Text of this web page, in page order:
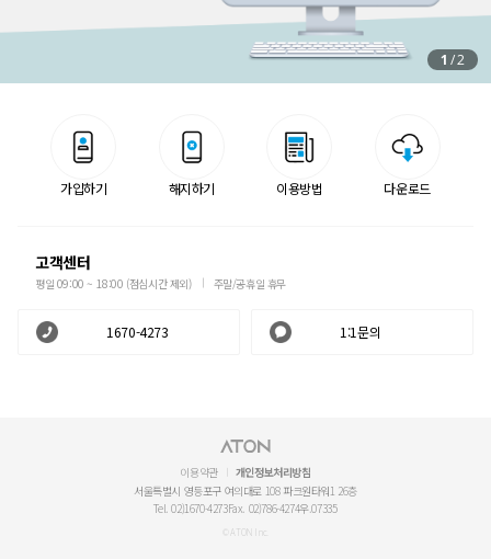
1 /2
가입하기 해지하기 이용방법 다운로드
고객센터
평일 09:00 ~ 18:00 (점심시간 제외) 주말/공휴일 휴무
1670-4273 1:1문의
이용약관
개인정보처리방침
서울특별시 영등포구 여의대로 108 파크원타워1 26층
Tel. 02)1670-4273Fax. 02)786-4274우.07335
© ATON Inc.